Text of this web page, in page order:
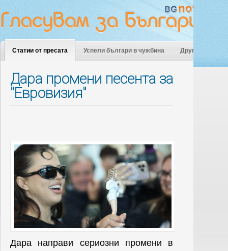
Статии от пресата Успели българи в чужбина Други
Дара промени песента за
"Евровизия"
Дара направи сериозни промени в